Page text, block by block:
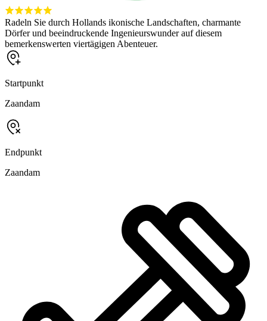
Radeln Sie durch Hollands ikonische Landschaften, charmante
Dörfer und beeindruckende Ingenieurswunder auf diesem
bemerkenswerten viertägigen Abenteuer.
Startpunkt
Zaandam
Endpunkt
Zaandam